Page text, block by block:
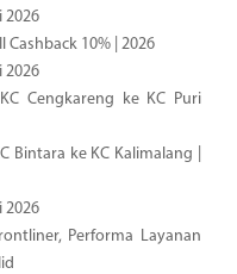
2026
10% | 2026
2026
Cengkareng ke KC Puri
Bintara ke KC Kalimalang |
2026
Performa Layanan